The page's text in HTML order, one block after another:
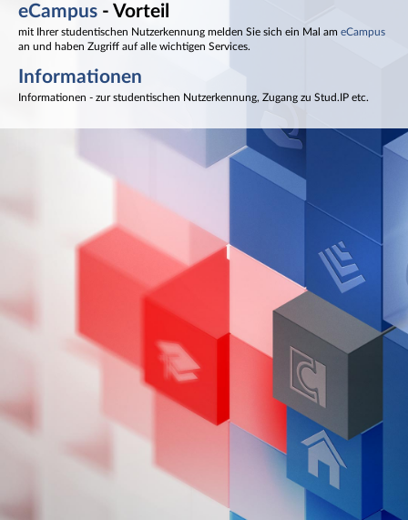
eCampus - Vorteil
mit Ihrer studentischen Nutzerkennung melden Sie sich ein Mal am eCampus
an und haben Zugriff auf alle wichtigen Services.
Informationen
Informationen - zur studentischen Nutzerkennung, Zugang zu Stud.IP etc.